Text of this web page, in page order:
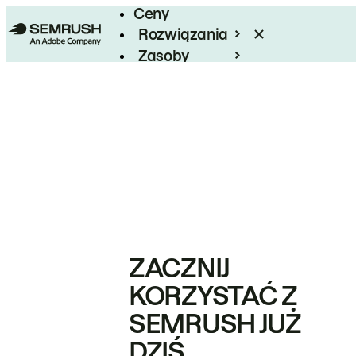
Ceny
Rozwiązania
Zasoby
ZACZNIJ
KORZYSTAĆ Z
SEMRUSH JUŻ